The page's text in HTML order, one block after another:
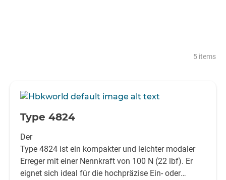
5 items
-
Type 4824
Der
Type 4824 ist ein kompakter und leichter modaler
Erreger mit einer Nennkraft von 100 N (22 lbf). Er
eignet sich ideal für die hochpräzise Ein- oder